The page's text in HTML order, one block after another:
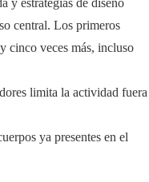
y estrategias de diseño
central. Los primeros
cinco veces más, incluso
limita la actividad fuera
ya presentes en el